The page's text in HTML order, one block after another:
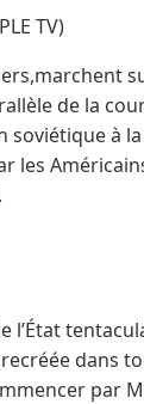
TV)
de la
à
dans
par